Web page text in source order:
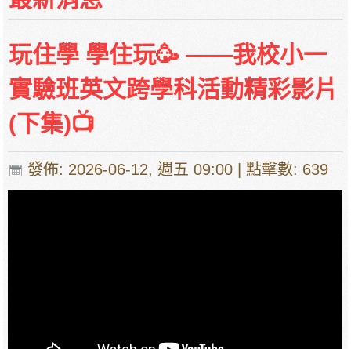
玩住學 學住玩🥳 ——我校小一
實驗班英文跨學科活動精彩影片
(下集)📺
發佈: 2026-06-12, 週五 09:00 | 點擊數: 639